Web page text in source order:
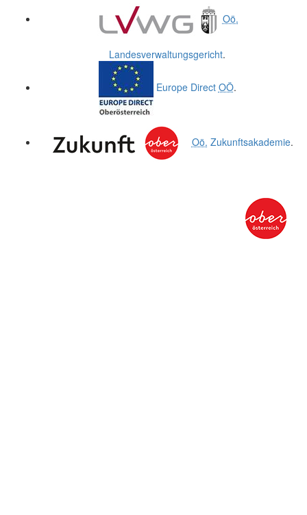
Oö.
Landesverwaltungsgericht.
Europe Direct OÖ.
Oö. Zukunftsakademie.